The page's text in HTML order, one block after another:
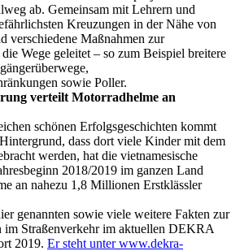
ab. Gemeinsam mit Lehrern und
Kreuzungen in der Nähe von
verschiedene Maßnahmen zur
Wege geleitet – so zum Beispiel breitere
sowie Poller.
verteilt Motorradhelme an
schönen Erfolgsgeschichten kommt
dass dort viele Kinder mit dem
werden, hat die vietnamesische
2018/2019 im ganzen Land
an nahezu 1,8 Millionen Erstklässler
genannten sowie viele weitere Fakten zur
im Straßenverkehr im aktuellen DEKRA
2019. Er steht unter www.dekra-